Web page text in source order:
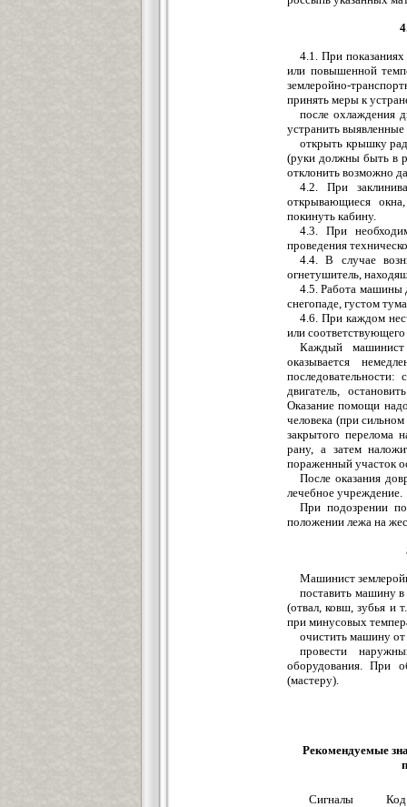
4.1. При
или повышенной
землеройно-
принять меры к
после охлаждения
устранить
открыть крышку
(руки должны быть в
отклонить возможно
4.2. При
открывающиеся
покинуть кабину.
4.3. При
проведения
4.4. В случае
огнетушитель,
4.5. Работа машины
снегопаде, густом
4.6. При каждом
или
Каждый
оказывается
последовательности:
двигатель,
Оказание помощи
человека (при
закрытого перелома
рану, а затем
пораженный участок
После оказания
лечебное учреждение.
При подозрении
положении лежа на
Машинист
поставить машину
(отвал, ковш, зубья и
при минусовых
очистить машину от
провести
оборудования. При
(мастеру).
Рекомендуемые
Сигналы
Код